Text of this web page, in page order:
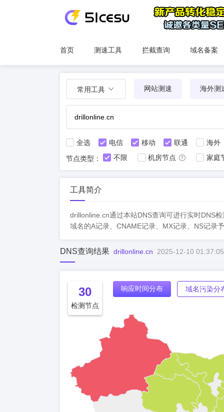
首页 测速工具 拦截查询 域名备案
常用工具 网站测速 海外测
全选 电信 移动 联通
海外
节点类型：
不限 机房节点 家庭
工具简介
drillonline.cn通过本站DNS查询可进行实时DNS
域名的A记录、CNAME记录、MX记录、NS记录
DNS查询结果 drillonline.cn 2025-12-10 01:37:05
30
检测节点
响应时间分布 域名污染分